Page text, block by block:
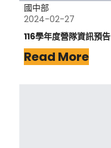
國中部
2024-02-27
116學年度營隊資訊預告
Read More